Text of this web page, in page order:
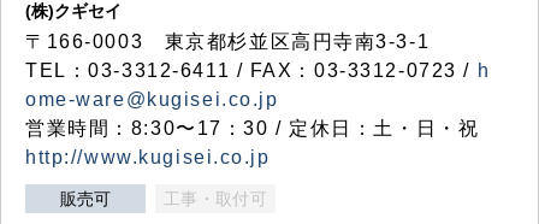
(株)クギセイ
〒166-0003 東京都杉並区高円寺南3-3-1
TEL：03-3312-6411 / FAX：03-3312-0723 / h
ome-ware@kugisei.co.jp
営業時間：8:30〜17：30 / 定休日：土・日・祝
http://www.kugisei.co.jp
販売可 工事・取付可